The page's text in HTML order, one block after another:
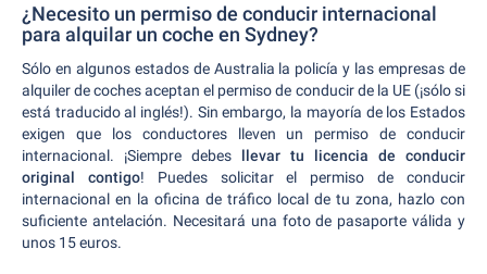
¿Necesito un permiso de conducir internacional
para alquilar un coche en Sydney?
Sólo en algunos estados de Australia la policía y las empresas de
alquiler de coches aceptan el permiso de conducir de la UE (¡sólo si
está traducido al inglés!). Sin embargo, la mayoría de los Estados
exigen que los conductores lleven un permiso de conducir
internacional. ¡Siempre debes llevar tu licencia de conducir
original
contigo! Puedes solicitar el permiso de conducir
internacional en la oficina de tráfico local de tu zona, hazlo con
suficiente antelación. Necesitará una foto de pasaporte válida y
unos 15 euros.